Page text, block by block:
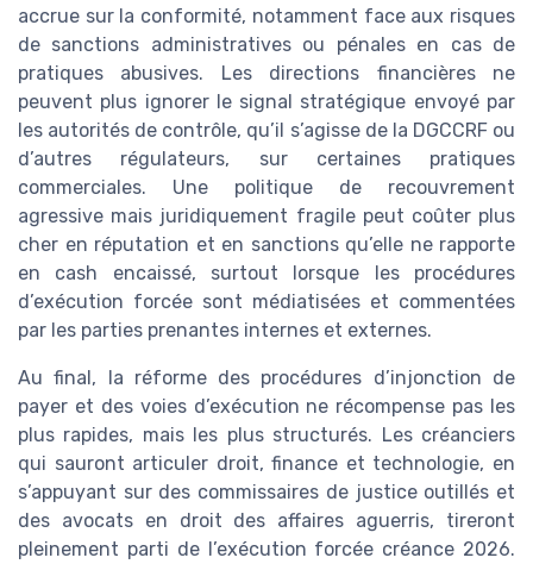
accrue sur la conformité, notamment face aux risques
de sanctions administratives ou pénales en cas de
pratiques abusives. Les directions financières ne
peuvent plus ignorer le signal stratégique envoyé par
les autorités de contrôle, qu’il s’agisse de la DGCCRF ou
d’autres régulateurs, sur certaines pratiques
commerciales. Une politique de recouvrement
agressive mais juridiquement fragile peut coûter plus
cher en réputation et en sanctions qu’elle ne rapporte
en cash encaissé, surtout lorsque les procédures
d’exécution forcée sont médiatisées et commentées
par les parties prenantes internes et externes.
Au final, la réforme des procédures d’injonction de
payer et des voies d’exécution ne récompense pas les
plus rapides, mais les plus structurés. Les créanciers
qui sauront articuler droit, finance et technologie, en
s’appuyant sur des commissaires de justice outillés et
des avocats en droit des affaires aguerris, tireront
pleinement parti de l’exécution forcée créance 2026.